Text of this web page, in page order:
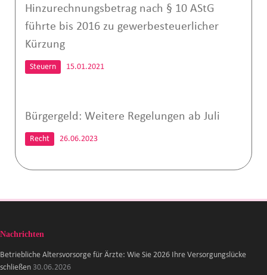
Hinzurechnungsbetrag nach § 10 AStG
führte bis 2016 zu gewerbesteuerlicher
Kürzung
Steuern 15.01.2021
Bürgergeld: Weitere Regelungen ab Juli
Recht 26.06.2023
Nachrichten
Betriebliche Altersvorsorge für Ärzte: Wie Sie 2026 Ihre Versorgungslücke
schließen 30.06.2026